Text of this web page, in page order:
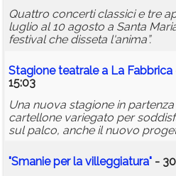
Quattro concerti classici e tre
luglio al 10 agosto a Santa
festival che disseta l'anima”.
Stagione teatrale a La Fabbrica
15:03
Una nuova stagione in partenza
cartellone variegato per
sul palco, anche il nuovo
"Smanie per la villeggiatura" -